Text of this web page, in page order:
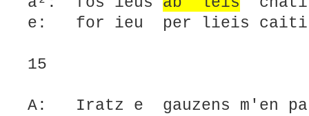
e: for ieu per lieis
15
A: Iratz e gauzens m'en